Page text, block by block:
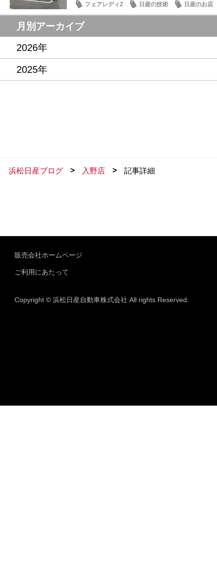
フェアレディZ 日産の技術 日産のお店
月別アーカイブ
2026年
2025年
浜松日産ブログ > 入野店 > 記事詳細
販売会社ホームページ
ご利用にあたって
Copyright © 浜松日産自動車株式会社 All rights Reserved.